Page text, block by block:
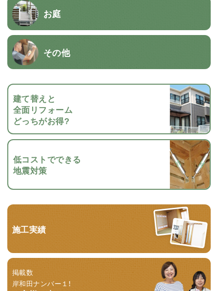
お庭
その他
建て替えと
全面リフォーム
どっちがお得?
低コストでできる
地震対策
施工実績
掲載数
岸和田ナンバー１！